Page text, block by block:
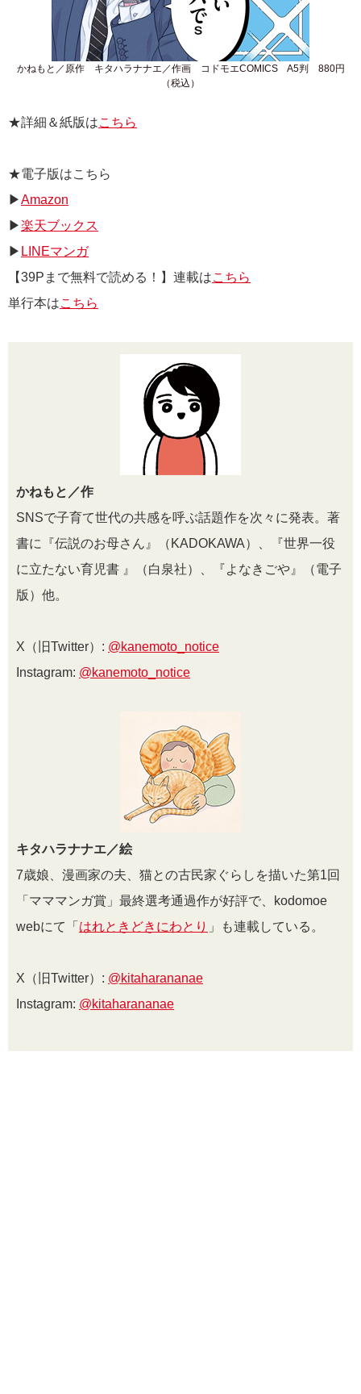
かねもと／原作 キタハラナナエ／作画 コドモエCOMICS A5判 880円
（税込）
★詳細＆紙版はこちら
★電子版はこちら
▶Amazon
▶楽天ブックス
▶ LINEマンガ
【39Pまで無料で読める！】連載はこちら
単行本はこちら
かねもと／作
SNSで子育て世代の共感を呼ぶ話題作を次々に発表。著
書に『伝説のお母さん』（KADOKAWA）、『世界一役
に立たない育児書 』（白泉社）、『よなきごや』（電子
版）他。
X（旧Twitter）: @kanemoto_notice
Instagram: @kanemoto_notice
キタハラナナエ／絵
7歳娘、漫画家の夫、猫との古民家ぐらしを描いた第1回
「マママンガ賞」最終選考通過作が好評で、kodomoe
webにて「 はれときどきにわとり 」も連載している。
X（旧Twitter）: @kitaharananae
Instagram: @kitaharananae